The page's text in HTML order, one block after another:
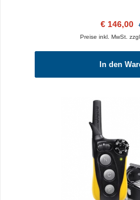
€ 146,00
Preise inkl. MwSt.
In den